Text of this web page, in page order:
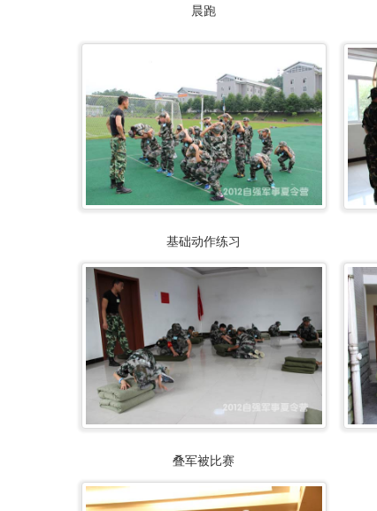
晨跑
基础动作练习
叠军被比赛